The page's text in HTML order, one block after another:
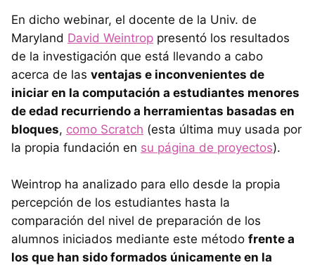
En dicho webinar, el docente de la Univ. de
Maryland David Weintrop presentó los resultados
de la investigación que está llevando a cabo
acerca de las ventajas e inconvenientes de
iniciar en la computación a estudiantes menores
de edad recurriendo a herramientas basadas en
bloques, como Scratch (esta última muy usada por
la propia fundación en su página de proyectos).
Weintrop ha analizado para ello desde la propia
percepción de los estudiantes hasta la
comparación del nivel de preparación de los
alumnos iniciados mediante este método frente a
los que han sido formados únicamente en la